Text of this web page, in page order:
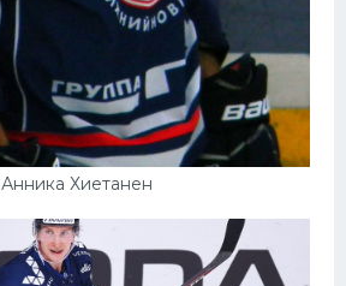
Анника Хиетанен